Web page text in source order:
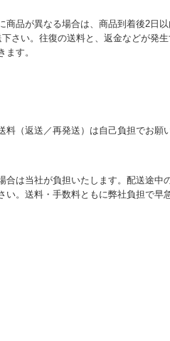
商品が異なる場合は、商品到着後2日
さい。往復の送料と、返金などが発
ます。
料（返送／再発送）は自己負担でお願
合は当社が負担いたします。配送途中
い。送料・手数料ともに弊社負担で早